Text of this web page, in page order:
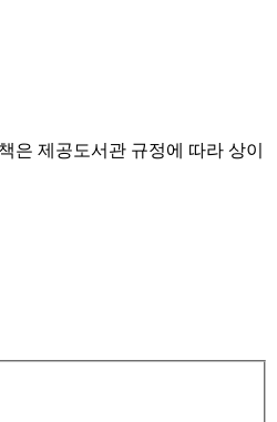
은 제공도서관 규정에 따라 상이